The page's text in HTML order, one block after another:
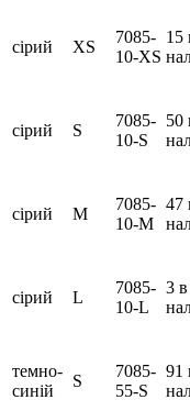
сірий XS
7085-
10-XS
15
сірий S
7085-
10-S
50
сірий M
7085-
10-M
47
сірий L
7085-
10-L
3 в
темно-
синій
S
7085-
55-S
91